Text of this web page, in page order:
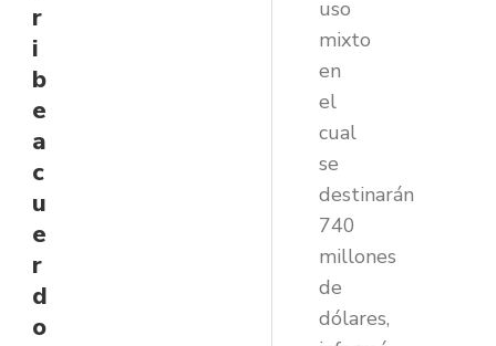
r
i
b
e
a
c
u
e
r
d
o
uso
mixto
en
el
cual
se
destinarán
740
millones
de
dólares,